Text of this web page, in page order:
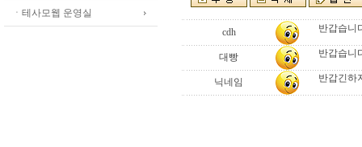
ㆍ테사모웹 운영실
cdh 반갑습니
대빵 반갑습니
닉네임 반갑긴하